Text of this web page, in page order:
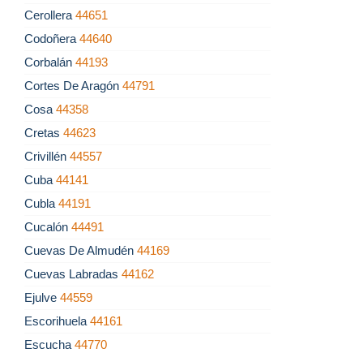
Cerollera 44651
Codoñera 44640
Corbalán 44193
Cortes De Aragón 44791
Cosa 44358
Cretas 44623
Crivillén 44557
Cuba 44141
Cubla 44191
Cucalón 44491
Cuevas De Almudén 44169
Cuevas Labradas 44162
Ejulve 44559
Escorihuela 44161
Escucha 44770